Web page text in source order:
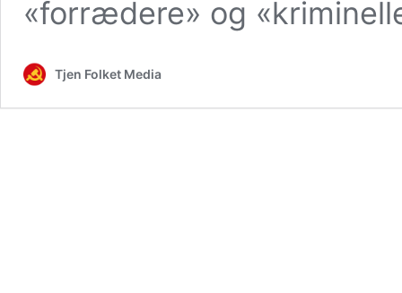
«forrædere» og
Tjen Folket Media